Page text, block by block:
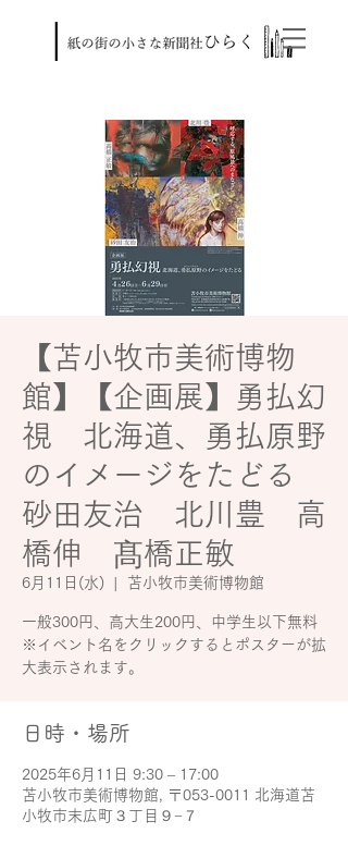
【苫小牧市美術博物
館】【企画展】勇払幻
視 北海道、勇払原野
のイメージをたどる
砂田友治 北川豊 高
橋伸 髙橋正敏
6月11日(水) 苫小牧市美術博物館
一般300円、高大生200円、中学生以下無料
※イベント名をクリックするとポスターが拡
大表示されます。
日時・場所
2025年6月11日 9:30 – 17:00
苫小牧市美術博物館, 〒053-0011 北海道苫
小牧市末広町３丁目９−７